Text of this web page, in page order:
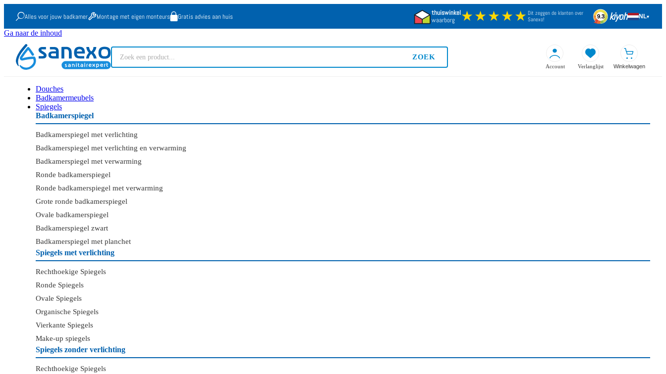
Alles voor jouw badkamer Montage met eigen monteurs Gratis advies aan huis
thuiswinkel
waarborg
★★★★★ Dit zeggen de klanten over
Sanexo!
9.3 kiyoh NL▾
Ga naar de inhoud
ZOEK
Account Verlanglijst Winkelwagen
Douches
Badkamermeubels
Spiegels
Badkamerspiegel
Badkamerspiegel met verlichting
Badkamerspiegel met verlichting en verwarming
Badkamerspiegel met verwarming
Ronde badkamerspiegel
Ronde badkamerspiegel met verwarming
Grote ronde badkamerspiegel
Ovale badkamerspiegel
Badkamerspiegel zwart
Badkamerspiegel met planchet
Spiegels met verlichting
Rechthoekige Spiegels
Ronde Spiegels
Ovale Spiegels
Organische Spiegels
Vierkante Spiegels
Make-up spiegels
Spiegels zonder verlichting
Rechthoekige Spiegels